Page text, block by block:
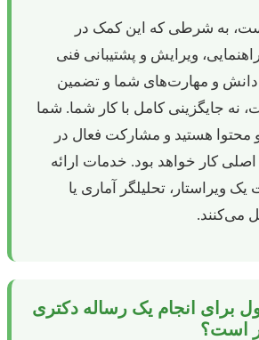
است، به شرطی که این کمک در
ویرایش و پشتیبانی فنی
دانش و مهارت‌های شما و تضمین
جایگزینی کامل با کار شما. شما
هستید و مشارکت فعال در
کار خواهد بود. خدمات ارائه
ویراستار، تحلیلگر آماری یا
می‌کنند.
برای انجام یک رساله دکتری
است؟